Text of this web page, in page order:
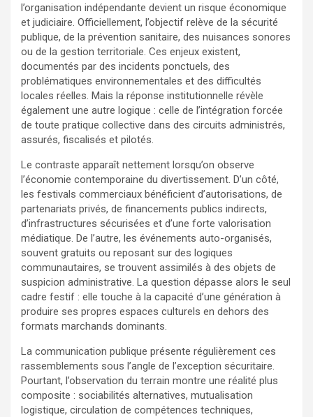
l’organisation indépendante devient un risque économique
et judiciaire. Officiellement, l’objectif relève de la sécurité
publique, de la prévention sanitaire, des nuisances sonores
ou de la gestion territoriale. Ces enjeux existent,
documentés par des incidents ponctuels, des
problématiques environnementales et des difficultés
locales réelles. Mais la réponse institutionnelle révèle
également une autre logique : celle de l’intégration forcée
de toute pratique collective dans des circuits administrés,
assurés, fiscalisés et pilotés.
Le contraste apparaît nettement lorsqu’on observe
l’économie contemporaine du divertissement. D’un côté,
les festivals commerciaux bénéficient d’autorisations, de
partenariats privés, de financements publics indirects,
d’infrastructures sécurisées et d’une forte valorisation
médiatique. De l’autre, les événements auto-organisés,
souvent gratuits ou reposant sur des logiques
communautaires, se trouvent assimilés à des objets de
suspicion administrative. La question dépasse alors le seul
cadre festif : elle touche à la capacité d’une génération à
produire ses propres espaces culturels en dehors des
formats marchands dominants.
La communication publique présente régulièrement ces
rassemblements sous l’angle de l’exception sécuritaire.
Pourtant, l’observation du terrain montre une réalité plus
composite : sociabilités alternatives, mutualisation
logistique, circulation de compétences techniques,